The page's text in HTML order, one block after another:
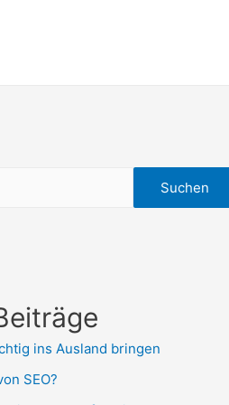
Suchen
ins Ausland bringen
SEO?